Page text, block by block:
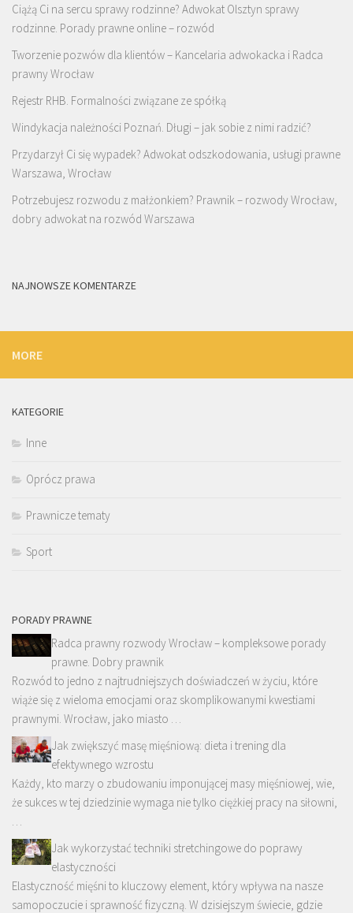
Ciążą Ci na sercu sprawy rodzinne? Adwokat Olsztyn sprawy
rodzinne. Porady prawne online – rozwód
Tworzenie pozwów dla klientów – Kancelaria adwokacka i Radca
prawny Wrocław
Rejestr RHB. Formalności związane ze spółką
Windykacja należności Poznań. Długi – jak sobie z nimi radzić?
Przydarzył Ci się wypadek? Adwokat odszkodowania, usługi prawne
Warszawa, Wrocław
Potrzebujesz rozwodu z małżonkiem? Prawnik – rozwody Wrocław,
dobry adwokat na rozwód Warszawa
NAJNOWSZE KOMENTARZE
MORE
KATEGORIE
Inne
Oprócz prawa
Prawnicze tematy
Sport
PORADY PRAWNE
Radca prawny rozwody Wrocław – kompleksowe porady
prawne. Dobry prawnik
Rozwód to jedno z najtrudniejszych doświadczeń w życiu, które
wiąże się z wieloma emocjami oraz skomplikowanymi kwestiami
prawnymi. Wrocław, jako miasto …
Jak zwiększyć masę mięśniową: dieta i trening dla
efektywnego wzrostu
Każdy, kto marzy o zbudowaniu imponującej masy mięśniowej, wie,
że sukces w tej dziedzinie wymaga nie tylko ciężkiej pracy na siłowni,
Jak wykorzystać techniki stretchingowe do poprawy
elastyczności
Elastyczność mięśni to kluczowy element, który wpływa na nasze
samopoczucie i sprawność fizyczną. W dzisiejszym świecie, gdzie